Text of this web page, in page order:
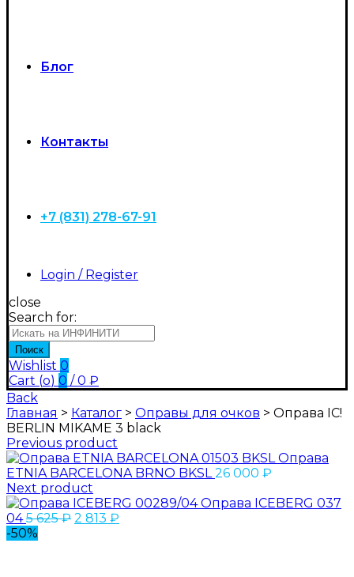
Блог
Контакты
+7 (831) 278-67-91
Login / Register
close
Search for:
Поиск
Wishlist 0
Cart (o) 0 / 0 ₽
Back
Главная > Каталог > Оправы для очков > Оправа IC!
BERLIN MIKAME 3 black
Previous product
Оправа
ETNIA BARCELONA BRNO BKSL26 000 ₽
Next product
Оправа ICEBERG 037
045 625₽ 2 813 ₽
-50%